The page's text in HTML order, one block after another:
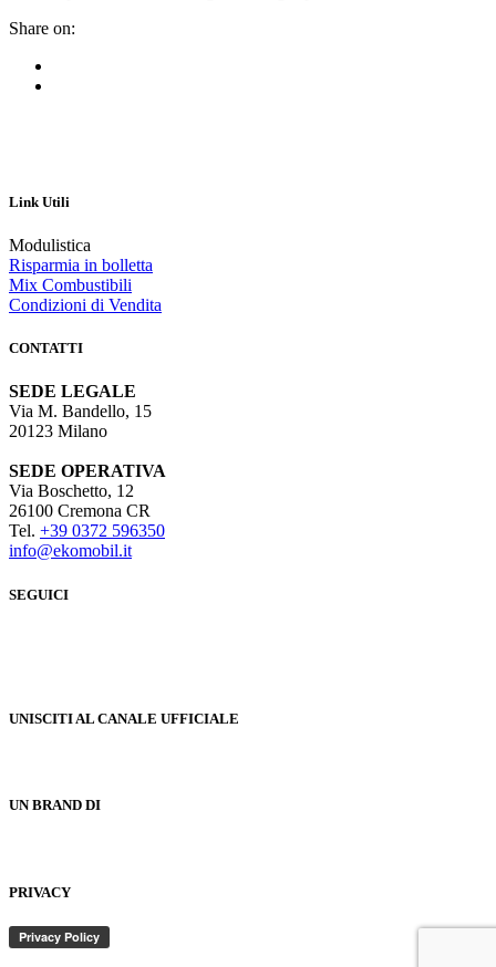
Share on:
Link Utili
Modulistica
Risparmia in bolletta
Mix Combustibili
Condizioni di Vendita
CONTATTI
SEDE LEGALE
Via M. Bandello, 15
20123 Milano
SEDE OPERATIVA
Via Boschetto, 12
26100 Cremona CR
Tel. +39 0372 596350
info@ekomobil.it
SEGUICI
UNISCITI AL CANALE UFFICIALE
UN BRAND DI
PRIVACY